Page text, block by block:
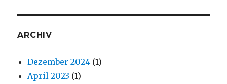
ARCHIV
Dezember 2024 (1)
April 2023 (1)